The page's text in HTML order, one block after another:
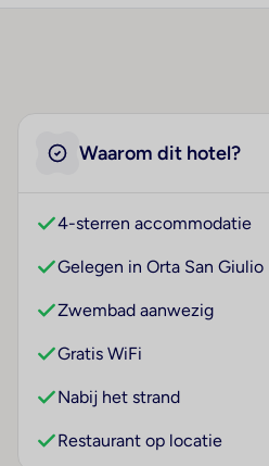
Waarom dit hotel?
4-sterren accommodatie
Gelegen in Orta San Giulio
Zwembad aanwezig
Gratis WiFi
Nabij het strand
Restaurant op locatie